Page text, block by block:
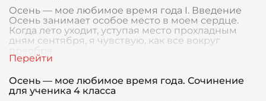
Осень — мое любимое время года I. Введение
Осень занимает особое место в моем сердце.
Когда лето уходит, уступая место прохладным
дням сентября, я чувствую, как все вокруг
преобра
Осень — мое любимое время года. Сочинение
для ученика 4 класса